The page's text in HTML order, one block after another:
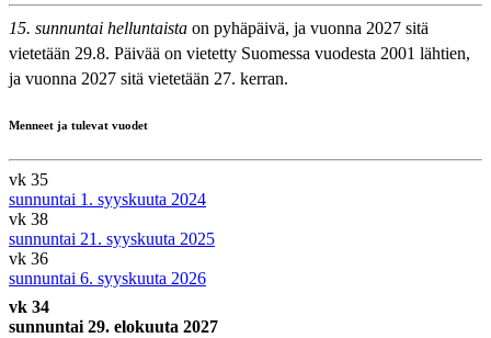
15. sunnuntai helluntaista on pyhäpäivä, ja vuonna 2027 sitä
vietetään 29.8. Päivää on vietetty Suomessa vuodesta 2001 lähtien,
ja vuonna 2027 sitä vietetään 27. kerran.
Menneet ja tulevat vuodet
vk 35
sunnuntai 1. syyskuuta 2024
vk 38
sunnuntai 21. syyskuuta 2025
vk 36
sunnuntai 6. syyskuuta 2026
vk 34
sunnuntai 29. elokuuta 2027